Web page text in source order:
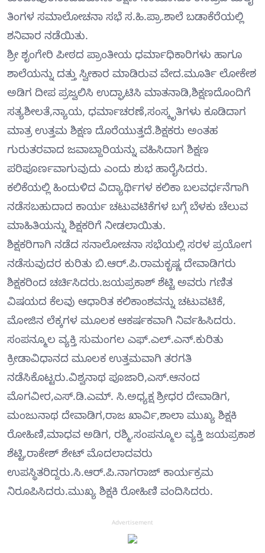
ತಿಂಗಳ ಸಮಾಲೋಚನಾ ಸಭೆ ಸ.ಹಿ‌.ಪ್ರಾ.ಶಾಲೆ ಬಡಾಕೆರೆಯಲ್ಲಿ
ಶನಿವಾರ ನಡೆಯಿತು.
ಶ್ರೀ ಶೃಂಗೇರಿ ಪೀಠದ ಪ್ರಾಂತೀಯ ಧರ್ಮಾಧಿಕಾರಿಗಳು ಹಾಗೂ
ಶಾಲೆಯನ್ನು ದತ್ತು ಸ್ವೀಕಾರ ಮಾಡಿರುವ ವೇದ.ಮೂರ್ತಿ ಲೋಕೇಶ
ಅಡಿಗ ದೀಪ ಪ್ರಜ್ವಲಿಸಿ ಉದ್ಘಾಟಿಸಿ ಮಾತನಾಡಿ,ಶಿಕ್ಷಣದೊಂದಿಗೆ
ಸತ್ಯಶೀಲತೆ,ನ್ಯಾಯ, ಧರ್ಮಾಚರಣೆ,ಸಂಸ್ಕೃತಿಗಳು ಕೂಡಿದಾಗ
ಮಾತ್ರ ಉತ್ತಮ ಶಿಕ್ಷಣ ದೊರೆಯುತ್ತದೆ.ಶಿಕ್ಷಕರು ಅಂತಹ
ಗುರುತರವಾದ ಜವಾಬ್ದಾರಿಯನ್ನು ವಹಿಸಿದಾಗ ಶಿಕ್ಷಣ
ಪರಿಪೂರ್ಣವಾಗುವುದು ಎಂದು ಶುಭ ಹಾರೈಸಿದರು.
ಕಲಿಕೆಯಲ್ಲಿ ಹಿಂದುಳಿದ ವಿದ್ಯಾರ್ಥಿಗಳ ಕಲಿಕಾ ಬಲವರ್ಧನೆಗಾಗಿ
ನಡೆಸಬಹುದಾದ ಕಾರ್ಯ ಚಟುವಟಿಕೆಗಳ ಬಗ್ಗೆ ಬೆಳಕು ಚೆಲುವ
ಮಾಹಿತಿಯನ್ನು ಶಿಕ್ಷಕರಿಗೆ ನೀಡಲಾಯಿತು.
ಶಿಕ್ಷಕರಿಗಾಗಿ ನಡೆದ ಸನಾಲೋಚನಾ ಸಭೆಯಲ್ಲಿ ಸರಳ ಪ್ರಯೋಗ
ನಡೆಸುವುದರ ಕುರಿತು ಬಿ.ಆರ್‌.ಪಿ.ರಾಮಕೃಷ್ಣ ದೇವಾಡಿಗರು
ಶಿಕ್ಷಕರಿಂದ ಚರ್ಚಿಸಿದರು.ಜಯಪ್ರಕಾಶ್ ಶೆಟ್ಟಿ ಅವರು ಗಣಿತ
ವಿಷಯದ ಕೆಲವು ಆಧಾರಿತ ಕಲಿಕಾಂಶವನ್ನು ಚಟುವಟಿಕೆ,
ಮೋಜಿನ ಲೆಕ್ಕಗಳ ಮೂಲಕ ಆಕರ್ಷಕವಾಗಿ ನಿರ್ವಹಿಸಿದರು.
ಸಂಪನ್ಮೂಲ ವ್ಯಕ್ತಿ ಸುಮಂಗಲ ಎಫ್.ಎಲ್‌.ಎನ್.ಕುರಿತು
ಕ್ರೀಡಾವಿಧಾನದ ಮೂಲಕ ಉತ್ತಮವಾಗಿ ತರಗತಿ
ನಡೆಸಿಕೊಟ್ಟರು.ವಿಶ್ವನಾಥ ಪೂಜಾರಿ,ಎಸ್.ಆನಂದ
ಮೊಗವೀರ,ಎಸ್.ಡಿ.ಎಮ್. ಸಿ.ಅಧ್ಯಕ್ಷ ಶ್ರೀಧರ ದೇವಾಡಿಗ,
ಮಂಜುನಾಥ ದೇವಾಡಿಗ,ರಾಜ ಖಾರ್ವಿ,ಶಾಲಾ ಮುಖ್ಯ ಶಿಕ್ಷಕಿ
ರೋಹಿಣಿ,ಮಾಧವ ಅಡಿಗ, ರಶ್ಮಿ,ಸಂಪನ್ಮೂಲ ವ್ಯಕ್ತಿ ಜಯಪ್ರಕಾಶ
ಶೆಟ್ಟಿ,ರಾಕೇಶ್ ಶೇಟ್ ಮೊದಲಾದವರು
ಉಪಸ್ಥಿತರಿದ್ದರು.ಸಿ.ಆರ್.ಪಿ.ನಾಗರಾಜ್ ಕಾರ್ಯಕ್ರಮ
ನಿರೂಪಿಸಿದರು.ಮುಖ್ಯ ಶಿಕ್ಷಕಿ ರೋಹಿಣಿ ವಂದಿಸಿದರು.
Advertisement